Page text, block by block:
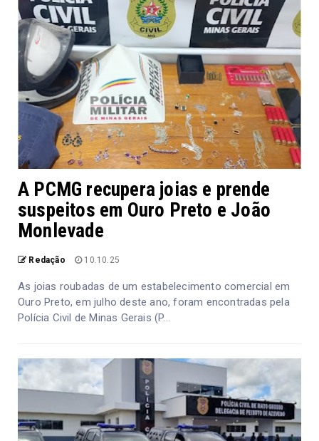
A PCMG recupera joias e prende
suspeitos em Ouro Preto e João
Monlevade
Redação 10.10.25
As joias roubadas de um estabelecimento comercial em
Ouro Preto, em julho deste ano, foram encontradas pela
Polícia Civil de Minas Gerais (P...